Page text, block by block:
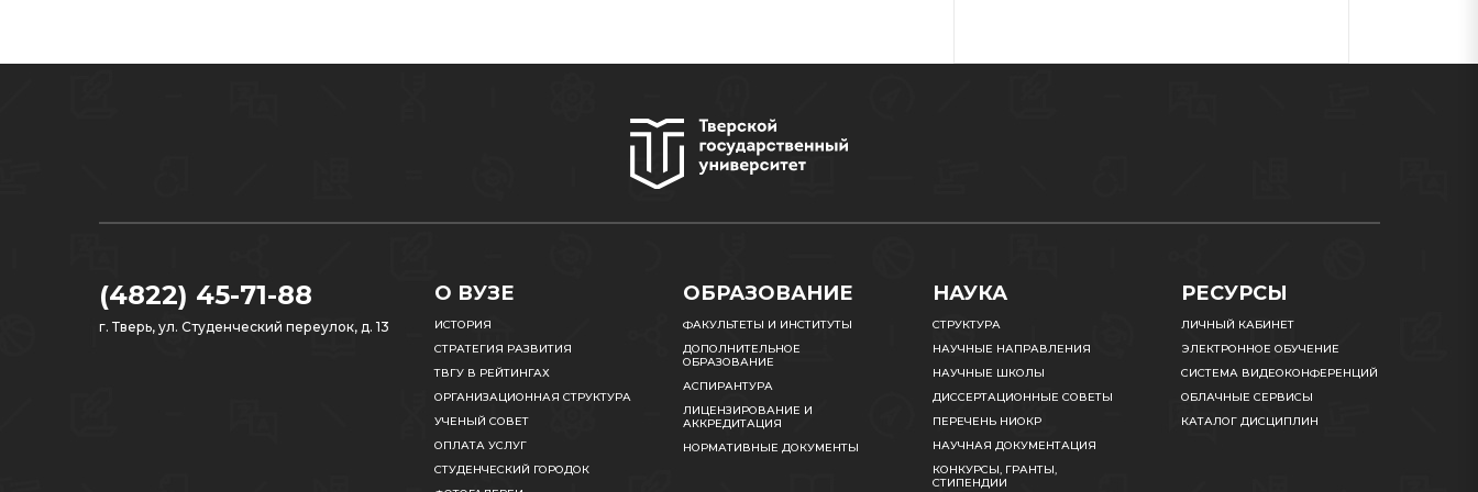
(4822) 45-71-88
г. Тверь, ул. Студенческий переулок, д. 13
О ВУЗЕ
ИСТОРИЯ
СТРАТЕГИЯ РАЗВИТИЯ
ТВГУ В РЕЙТИНГАХ
ОРГАНИЗАЦИОННАЯ СТРУКТУРА
УЧЕНЫЙ СОВЕТ
ОПЛАТА УСЛУГ
СТУДЕНЧЕСКИЙ ГОРОДОК
ОБРАЗОВАНИЕ
ФАКУЛЬТЕТЫ И ИНСТИТУТЫ
ДОПОЛНИТЕЛЬНОЕ
ОБРАЗОВАНИЕ
АСПИРАНТУРА
ЛИЦЕНЗИРОВАНИЕ И
АККРЕДИТАЦИЯ
НОРМАТИВНЫЕ ДОКУМЕНТЫ
НАУКА
СТРУКТУРА
НАУЧНЫЕ НАПРАВЛЕНИЯ
НАУЧНЫЕ ШКОЛЫ
ДИССЕРТАЦИОННЫЕ СОВЕТЫ
ПЕРЕЧЕНЬ НИОКР
НАУЧНАЯ ДОКУМЕНТАЦИЯ
КОНКУРСЫ, ГРАНТЫ,
СТИПЕНДИИ
РЕСУРСЫ
ЛИЧНЫЙ КАБИНЕТ
ЭЛЕКТРОННОЕ ОБУЧЕНИЕ
СИСТЕМА ВИДЕОКОНФЕРЕНЦИЙ
ОБЛАЧНЫЕ СЕРВИСЫ
КАТАЛОГ ДИСЦИПЛИН